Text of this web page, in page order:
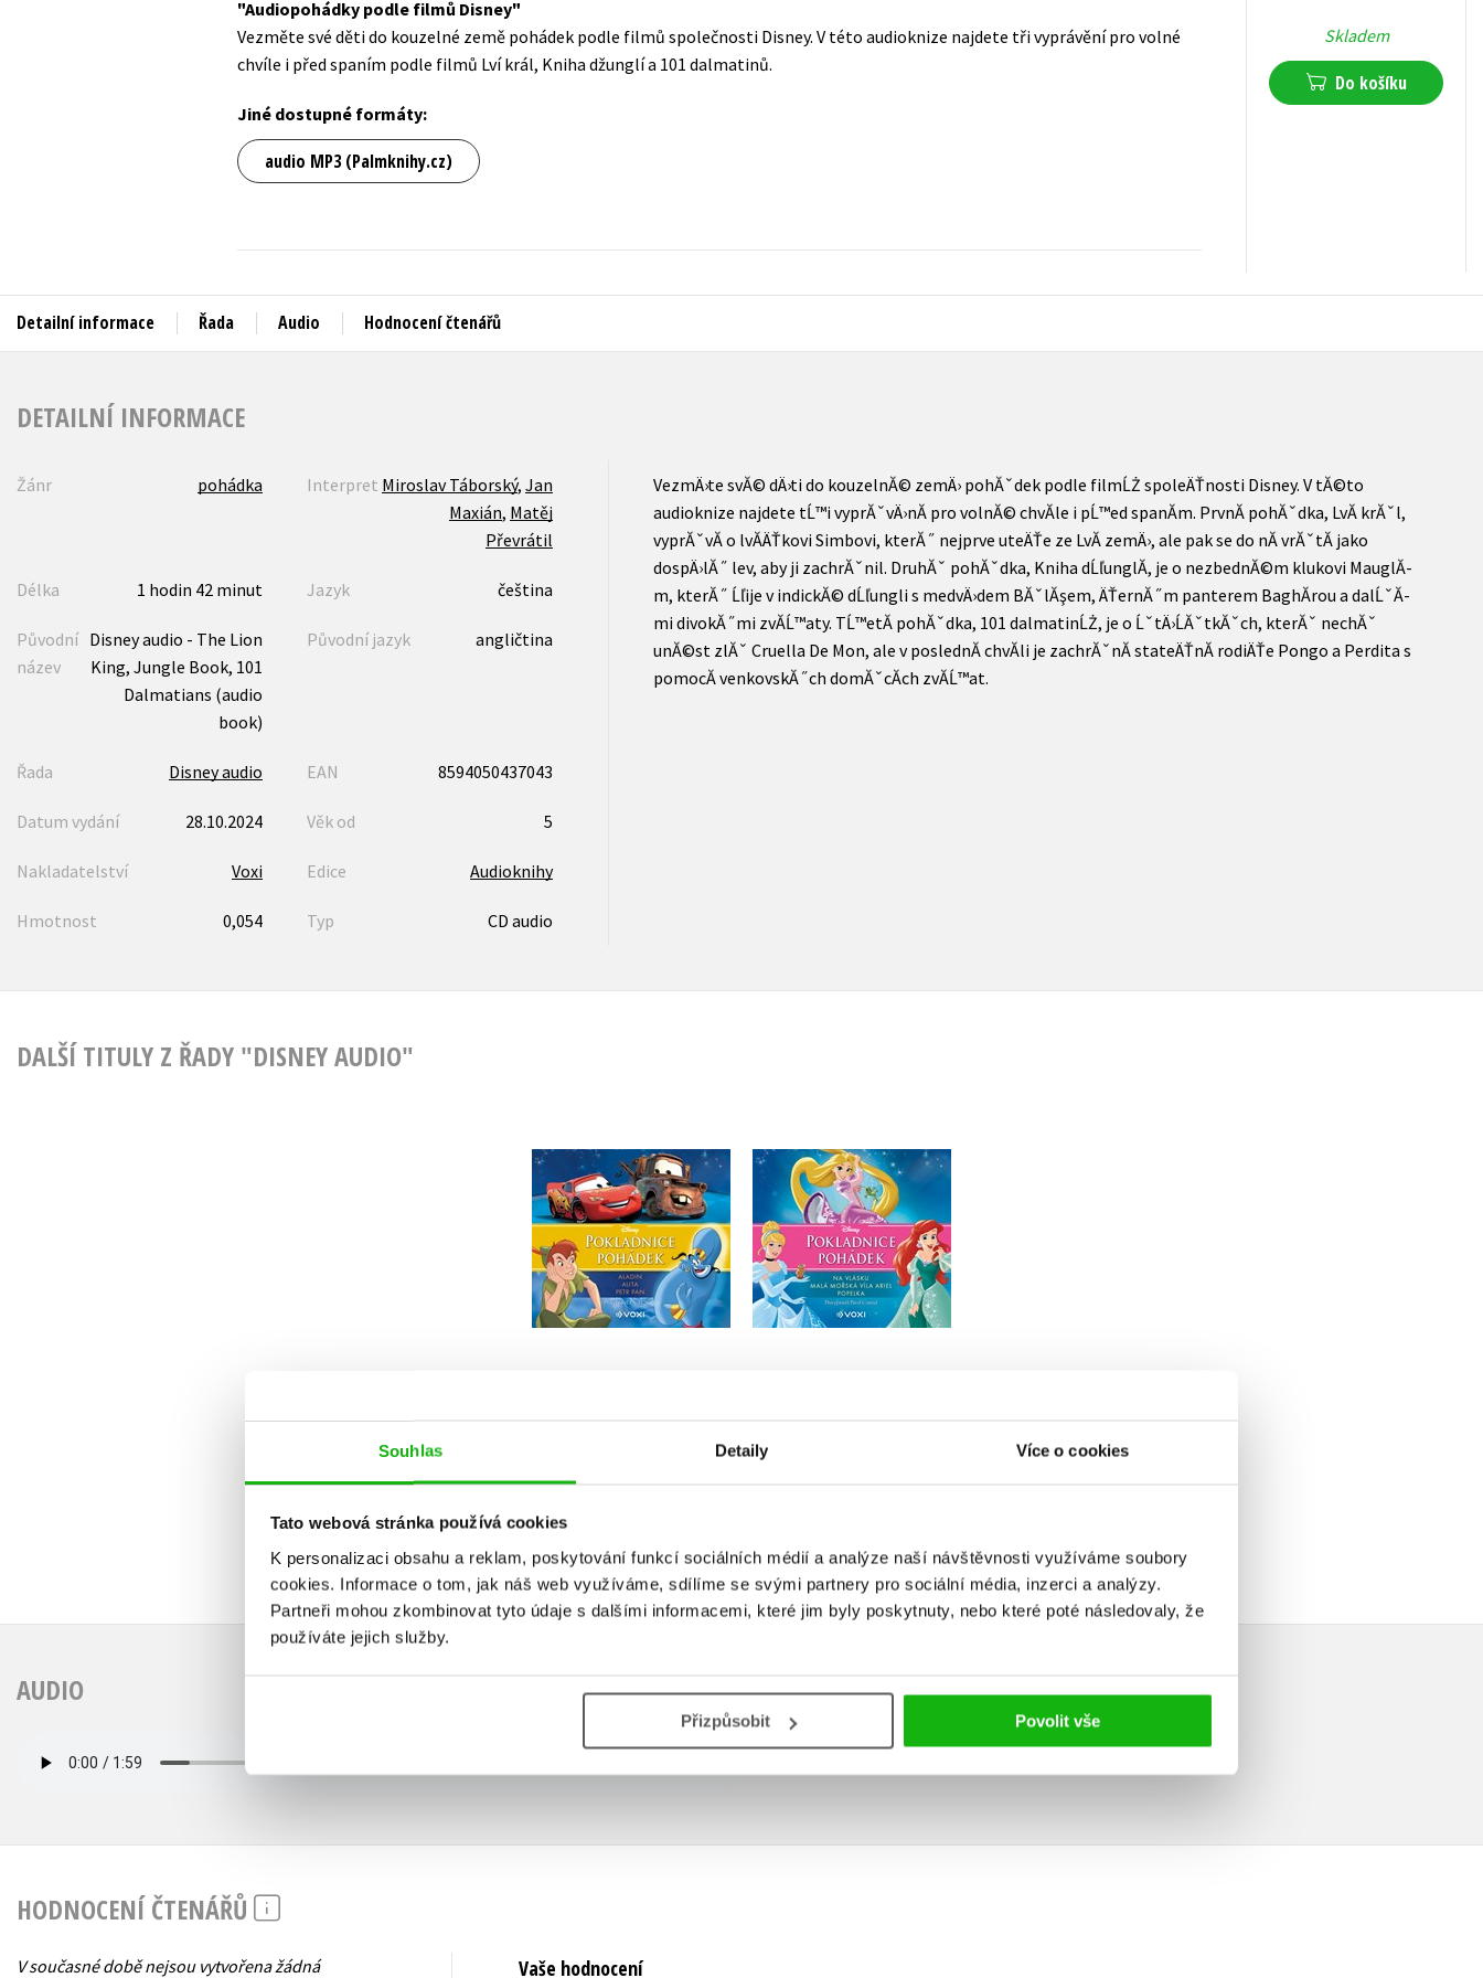
Souhlas Detaily Více o cookies
Tato webová stránka používá cookies
K personalizaci obsahu a reklam, poskytování funkcí sociálních médií a analýze naší návštěvnosti využíváme soubory
cookies. Informace o tom, jak náš web využíváme, sdílíme se svými partnery pro sociální média, inzerci a analýzy.
Partneři mohou zkombinovat tyto údaje s dalšími informacemi, které jim byly poskytnuty, nebo které poté následovaly, že
používáte jejich služby.
Přizpůsobit Povolit vše
Jazyky
Kalendáře
Kariéra a osobní rozvoj
Komiks
Populárně - naučné pro děti
Young adult (SK)
Audiopohádky podle filmů Disney
Vezměte své děti do kouzelné země pohádek podle filmů společnosti Disney. V této audioknize najdete tři vyprávění pro volné
chvíle i před spaním podle filmů Lví král, Kniha džunglí a 101 dalmatinů.
Jiné dostupné formáty:
audio MP3 (Palmknihy.cz)
Skladem
Do košíku
Detailní informace Řada Audio Hodnocení čtenářů
DETAILNÍ INFORMACE
Žánr pohádka Interpret Miroslav Táborský, Jan
Maxián, Matěj
Převrátil
Délka 1 hodin 42 minut Jazyk čeština
Původní
název
Disney audio - The Lion
King, Jungle Book, 101
Dalmatians (audio
book)
Původní jazyk angličtina
Řada Disney audio EAN 8594050437043
Datum vydání 28.10.2024 Věk od 5
Nakladatelství Voxi Edice Audioknihy
Hmotnost 0,054 Typ CD audio
VezmÄ›te svĂ© dÄ›ti do kouzelnĂ© zemÄ› pohĂˇdek podle filmĹŻ spoleÄŤnosti Disney. V tĂ©to
audioknize najdete tĹ™i vyprĂˇvÄ›nĂ­ pro volnĂ© chvĂ­le i pĹ™ed spanĂ­m. PrvnĂ­ pohĂˇdka, LvĂ­ krĂˇl,
vyprĂˇvĂ­ o lvĂ­ÄŤkovi Simbovi, kterĂ˝ nejprve uteÄŤe ze LvĂ­ zemÄ›, ale pak se do nĂ­ vrĂˇtĂ­ jako
dospÄ›lĂ˝ lev, aby ji zachrĂˇnil. DruhĂˇ pohĂˇdka, Kniha dĹľunglĂ­, je o nezbednĂ©m klukovi MauglĂ­
m, kterĂ˝ Ĺľije v indickĂ© dĹľungli s medvÄ›dem BĂˇlĂşem, ÄŤernĂ˝m panterem BaghĂ­rou a dalĹˇĂ­
mi divokĂ˝mi zvĂ­Ĺ™aty. TĹ™etĂ­ pohĂˇdka, 101 dalmatinĹŻ, je o ĹˇtÄ›ĹĂˇtkĂˇch, kterĂˇ nechĂˇ
unĂ©st zlĂˇ Cruella De Mon, ale v poslednĂ­ chvĂ­li je zachrĂˇnĂ­ stateÄŤnĂ­ rodiÄŤe Pongo a Perdita s
pomocĂ­ venkovskĂ˝ch domĂˇcĂ­ch zvĂ­Ĺ™at.
DALŠÍ TITULY Z ŘADY "DISNEY AUDIO"
Disney - Aladin, Auta,
Petr Pan (audiokniha)
Kolektiv
Disney - Na vlásku,
Malá mořská víla Ariel,
Popelka (audiokniha)
Kolektiv
AUDIO
HODNOCENÍ ČTENÁŘŮ
V současné době nejsou vytvořena žádná
Vaše hodnocení